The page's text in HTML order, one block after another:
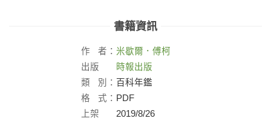
書籍資訊
作 者： 米歇爾．傅柯
出版
社：
時報出版
類
別： 百科年鑑
格
式： PDF
上架
2019/8/26